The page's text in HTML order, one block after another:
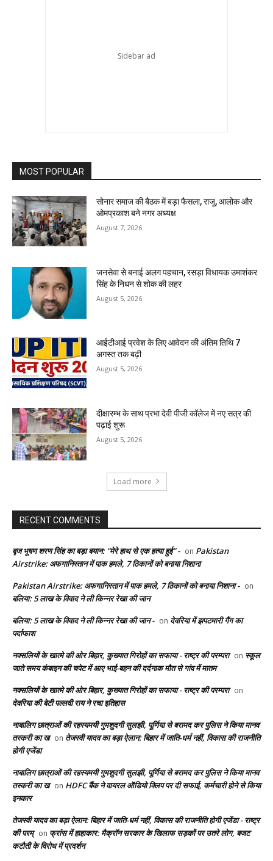
MOST POPULAR
सोनार समाज की बैठक में बड़ा फैसला, राजू, आलोक और
ओमप्रकाश बने नगर अध्यक्ष
August 7, 2026
जनसेवा से बनाई अलग पहचान, रसड़ा विधायक उमाशंकर
सिंह के निधन से शोक की लहर
August 5, 2026
आईटीआई प्रवेश के लिए आवेदन की अंतिम तिथि 7
अगस्त तक बढ़ी
August 5, 2026
दीक्षारम्भ के साथ प्रभा देवी पीजी कॉलेज में नए सत्र की
पढ़ाई शुरू
August 5, 2026
Load more
RECENT COMMENTS
बृज भूषण शरण सिंह का बड़ा बयान: “मेरे हाथ से एक हत्या हुई” - on Pakistan
Airstrike: अफगानिस्तान में पाक हमले, 7 ठिकानों को बनाया निशाना
Pakistan Airstrike: अफगानिस्तान में पाक हमले, 7 ठिकानों को बनाया निशाना - on
बलिया: 5 लाख के विवाद ने ली किन्नर रेखा की जान
बलिया: 5 लाख के विवाद ने ली किन्नर रेखा की जान - on देवरिया में झपटमारी गैंग का
पर्दाफाश
नक्सलियों के खात्मे की ओर बिहार, कुख्यात गिरोहों का सफाया - राष्ट्र की परम्परा on स्कूल
जाते समय कंबाइन की चपेट में आए भाई-बहन की दर्दनाक मौत से गांव में मातम
नक्सलियों के खात्मे की ओर बिहार, कुख्यात गिरोहों का सफाया - राष्ट्र की परम्परा on
देवरिया की बेटी पल्लवी राय ने रचा इतिहास
नाबालिग छात्राओं की रहस्यमयी गुमशुदगी सुलझी, पूर्णिया से बरामद कर पुलिस ने किया मानव
तस्करी का ख on तेजस्वी यादव का बड़ा ऐलान: बिहार में जाति-धर्म नहीं, विकास की राजनीति
होगी एजेंडा
नाबालिग छात्राओं की रहस्यमयी गुमशुदगी सुलझी, पूर्णिया से बरामद कर पुलिस ने किया मानव
तस्करी का ख on HDFC बैंक ने वायरल ऑडियो क्लिप पर दी सफाई, कर्मचारी होने से किया
इनकार
तेजस्वी यादव का बड़ा ऐलान: बिहार में जाति-धर्म नहीं, विकास की राजनीति होगी एजेंडा - राष्ट्र
की परम् on फ्रांस में हाहाकार: मैक्रॉन सरकार के खिलाफ सड़कों पर उतरे लोग, बजट
कटौती के विरोध में प्रदर्शन